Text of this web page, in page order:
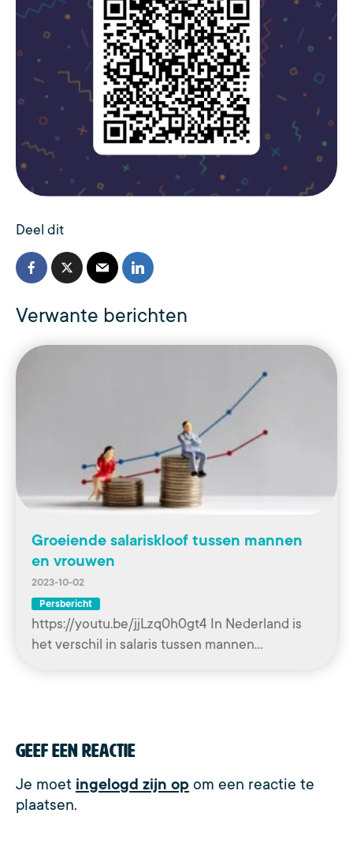
Deel dit
Verwante berichten
Groeiende salariskloof tussen mannen
en vrouwen
2023-10-02
Persbericht
https://youtu.be/jjLzq0h0gt4 In Nederland is
het verschil in salaris tussen mannen…
Geef een reactie
Je moet ingelogd zijn op om een reactie te
plaatsen.